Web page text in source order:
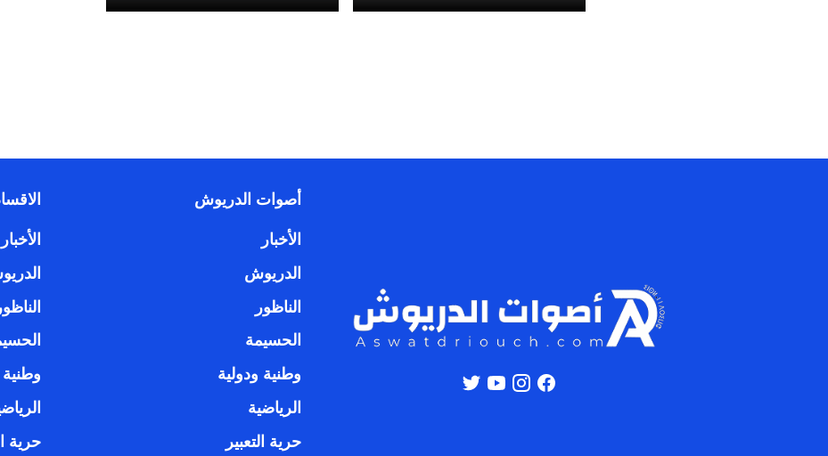
أصوات الدريوش
الأخبار
الدريوش
الناظور
الحسيمة
وطنية ودولية
الرياضية
حرية التعبير
الأخبار
الناظور
وطنية
حرية